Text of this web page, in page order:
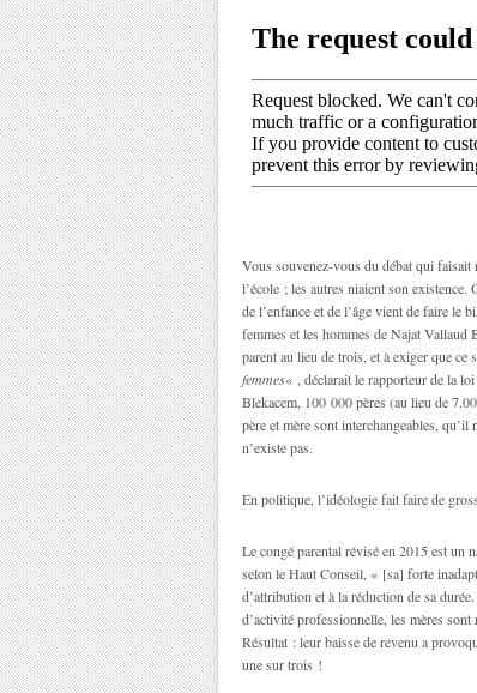
Vous souvenez-vous du débat qui faisait
l’école ; les autres niaient son
de l’enfance et de l’âge vient de faire le
femmes et les hommes de Najat Vallaud
parent au lieu de trois, et à exiger que ce
femmes« , déclarait le rapporteur de la
Blekacem, 100 000 pères (au lieu de
père et mère sont interchangeables,
n’existe pas.
En politique, l’idéologie fait faire de
Le congé parental révisé en 2015 est un
selon le Haut Conseil, « [sa] forte
d’attribution et à la réduction de sa
d’activité professionnelle, les mères
Résultat : leur baisse de revenu a
une sur trois !